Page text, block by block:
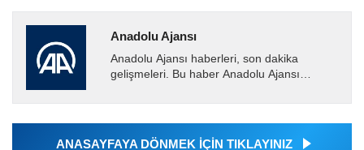
Anadolu Ajansı
Anadolu Ajansı haberleri, son dakika
gelişmeleri. Bu haber Anadolu Ajansı
tarafından geçilen tüm...
ANASAYFAYA DÖNMEK İÇİN TIKLAYINIZ